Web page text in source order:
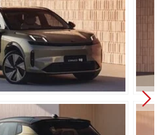
Полный
Независимая,
пружинная
Независимая,
пружинная
Дисковые